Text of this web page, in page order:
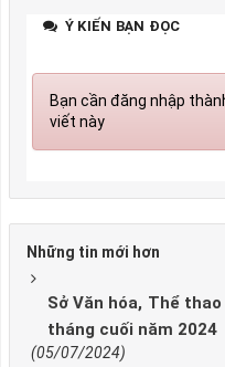
Ý KIẾN BẠN ĐỌC
Bạn cần đăng nhập
viết này
Những tin mới hơn
Sở Văn hóa, Thể
tháng cuối năm 2024
(05/07/2024)